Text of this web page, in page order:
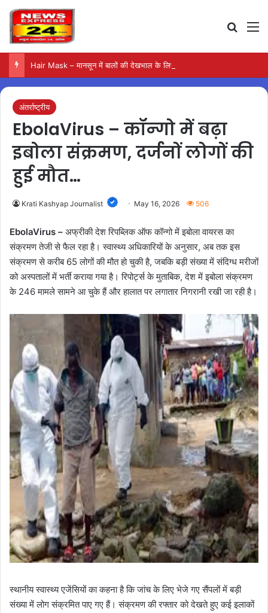
Hair Mask – मानसून में बालों की देखभाल के लिए आजमाएं अंडे का मास्क
अंतर्राष्ट्रीय
EbolaVirus – कॉन्गो में बढ़ा
इबोला संक्रमण, दर्जनों लोगों की
हुई मौत…
Krati Kashyap Journalist May 16, 2026 506
EbolaVirus – अफ्रीकी देश रिपब्लिक ऑफ कॉन्गो में इबोला वायरस का
संक्रमण तेजी से फैल रहा है। स्वास्थ्य अधिकारियों के अनुसार, अब तक इस
संक्रमण से करीब 65 लोगों की मौत हो चुकी है, जबकि बड़ी संख्या में संदिग्ध मरीजों
को अस्पतालों में भर्ती कराया गया है। रिपोर्ट्स के मुताबिक, देश में इबोला संक्रमण
के 246 मामले सामने आ चुके हैं और हालात पर लगातार निगरानी रखी जा रही है।
स्थानीय स्वास्थ्य एजेंसियों का कहना है कि जांच के लिए भेजे गए सैंपलों में बड़ी
संख्या में लोग संक्रमित पाए गए हैं। संक्रमण की रफ्तार को देखते हुए कई इलाकों